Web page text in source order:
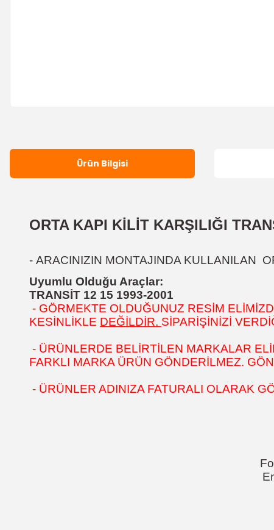
Ürün Bilgisi
ORTA KAPI KİLİT KARŞILIĞI
- ARACINIZIN MONTAJINDA KULLANILAN
Uyumlu Olduğu Araçlar:
TRANSİT 12 15 1993-2001
- GÖRMEKTE OLDUĞUNUZ RESİM
KESİNLİKLE DEĞİLDİR. SİPARİŞİNİZİ
- ÜRÜNLERDE BELİRTİLEN MARKALAR
FARKLI MARKA ÜRÜN GÖNDERİLMEZ.
- ÜRÜNLER ADINIZA FATURALI OLARAK